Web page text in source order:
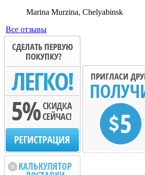
Marina Murzina, Chelyabinsk
Все отзывы